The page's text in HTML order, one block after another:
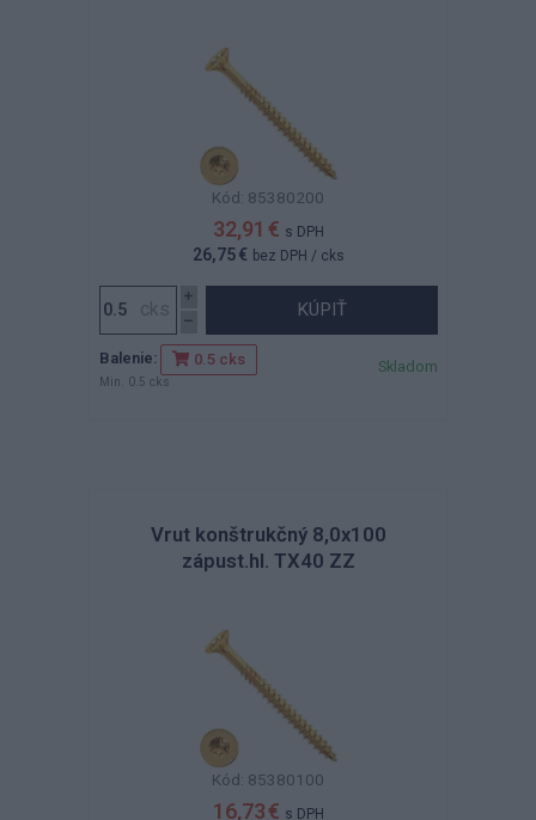
Kód: 85380200
32,91 € s DPH
26,75 € bez DPH / cks
KÚPIŤ
Balenie: 0.5 cks
Min. 0.5 cks
Skladom
Vrut konštrukčný 8,0x100
zápust.hl. TX40 ZZ
Kód: 85380100
16,73 € s DPH